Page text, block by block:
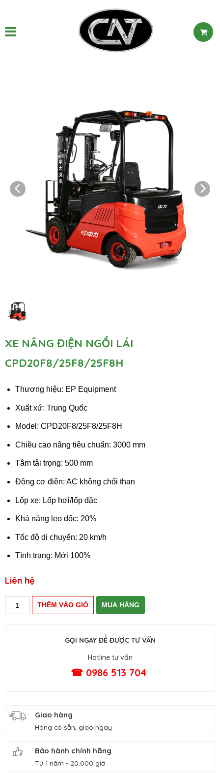
XE NÂNG ĐIỆN NGỒI LÁI
CPD20F8/25F8/25F8H
Thương hiệu: EP Equipment
Xuất xứ: Trung Quốc
Model: CPD20F8/25F8/25F8H
Chiều cao nâng tiêu chuẩn: 3000 mm
Tâm tải trọng: 500 mm
Động cơ điện: AC không chổi than
Lốp xe: Lốp hơi/lốp đặc
Khả năng leo dốc: 20%
Tốc độ di chuyển: 20 km/h
Tình trạng: Mới 100%
Liên hệ
GỌI NGAY ĐỂ ĐƯỢC TƯ VẤN
Hotline tư vấn
☎ 0986 513 704
Giao hàng
Hàng có sẵn, giao ngay
Bảo hành chính hãng
Từ 1 năm - 20.000 giờ